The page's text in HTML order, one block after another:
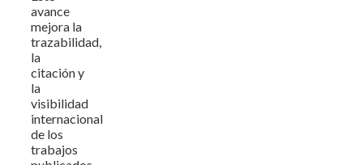
avance
mejora la
trazabilidad,
la
citación y
la
visibilidad
internacional
de los
trabajos